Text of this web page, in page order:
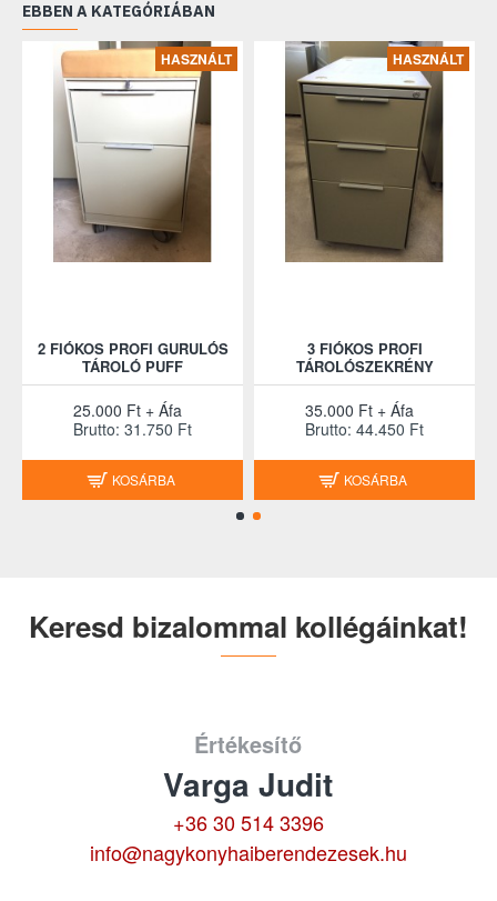
EBBEN A KATEGÓRIÁBAN
HASZNÁLT
2 FIÓKOS PROFI GURULÓS
TÁROLÓ PUFF
25.000 Ft + Áfa
Brutto: 31.750 Ft
KOSÁRBA
HASZNÁLT
3 FIÓKOS PROFI
TÁROLÓSZEKRÉNY
35.000 Ft + Áfa
Brutto: 44.450 Ft
KOSÁRBA
Keresd bizalommal kollégáinkat!
Értékesítő
Varga Judit
+36 30 514 3396
info@nagykonyhaiberendezesek.hu